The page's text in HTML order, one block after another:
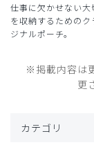
仕事に欠かせない大
を収納するためのク
ジナルポーチ。
※掲載内容は
更
カテゴリ